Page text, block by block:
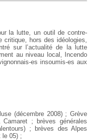
la lutte, un outil de contre-
critique, hors des idéologies,
sur l’actualité de la lutte
au niveau local, Incendo
es insoumis-es aux
(décembre 2008) ; Grève
; brèves générales
; brèves des Alpes
le 05) ;